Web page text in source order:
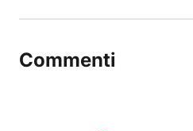
Commenti